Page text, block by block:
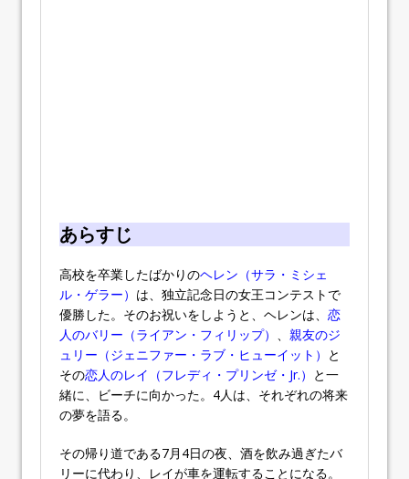
あらすじ
高校を卒業したばかりのヘレン（サラ・ミシェ
ル・ゲラー） は、独立記念日の女王コンテストで
優勝した。そのお祝いをしようと、ヘレンは、 恋
人のバリー（ライアン・フィリップ） 、 親友のジ
ュリー（ジェニファー・ラブ・ヒューイット） と
その恋人のレイ（フレディ・プリンゼ・Jr.） と一
緒に、ビーチに向かった。4人は、それぞれの将来
の夢を語る。
その帰り道である7月4日の夜、酒を飲み過ぎたバ
リーに代わり、レイが車を運転することになる。